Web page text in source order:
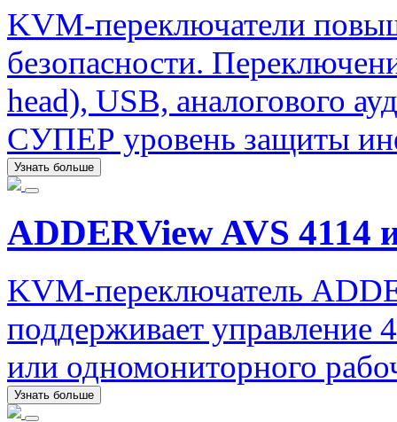
KVM-переключатели
безопасности.
head), USB, аналогового
СУПЕР уровень защиты
Узнать больше
ADDERView AVS 4114
KVM-переключатель
поддерживает управление
или одномониторного
Узнать больше